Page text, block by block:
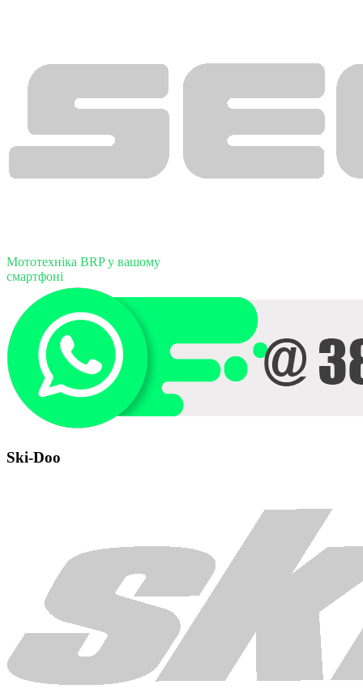
Мототехніка BRP у вашому
смартфоні
Ski-Doo